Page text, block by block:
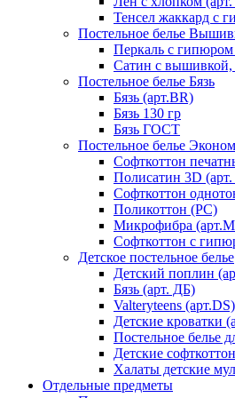
Тенсел жаккард с
Постельное белье
Перкаль с
Сатин с вышивкой,
Постельное белье Бязь
Бязь (арт.BR)
Бязь 130 гр
Бязь ГОСТ
Постельное белье Эконом
Софткоттон
Полисатин 3D (арт.
Софткоттон
Поликоттон (PC)
Микрофибра
Софткоттон с
Детское постельное белье
Детский поплин
Бязь (арт. ДБ)
Valteryteens (арт.DS)
Детские кроватки
Постельное белье
Детские
Халаты детские
Отдельные предметы